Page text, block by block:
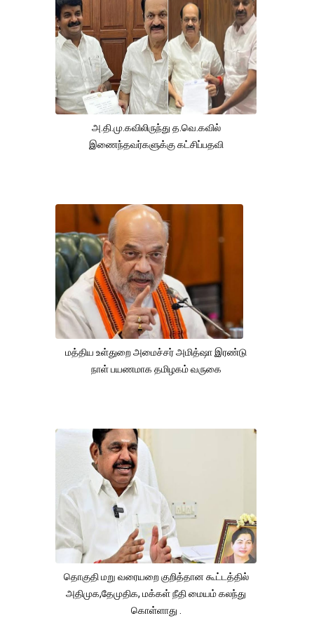
அ.தி.மு.கவிலிருந்து த.வெ.கவில்
இணைந்தவர்களுக்கு கட்சிப்பதவி
மத்திய உள்துறை அமைச்சர் அமித்ஷா இரண்டு
நாள் பயணமாக தமிழகம் வருகை
தொகுதி மறு வரையறை குறித்தான கூட்டத்தில்
அதிமுக,தேமுதிக, மக்கள் நீதி மையம் கலந்து
கொள்ளாது .